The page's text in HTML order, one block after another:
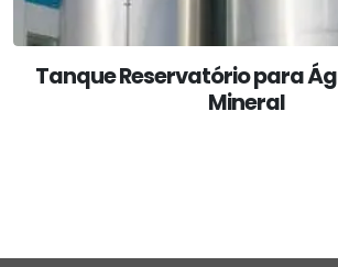
Tanque Reservatório para
Mineral